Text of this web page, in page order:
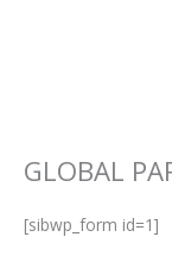
GLOBAL
[sibwp_form id=1]